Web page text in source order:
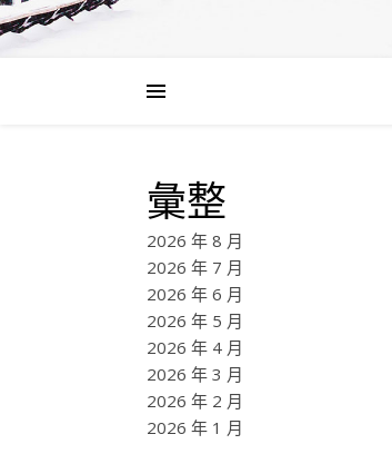
彙整
2026 年 8 月
2026 年 7 月
2026 年 6 月
2026 年 5 月
2026 年 4 月
2026 年 3 月
2026 年 2 月
2026 年 1 月